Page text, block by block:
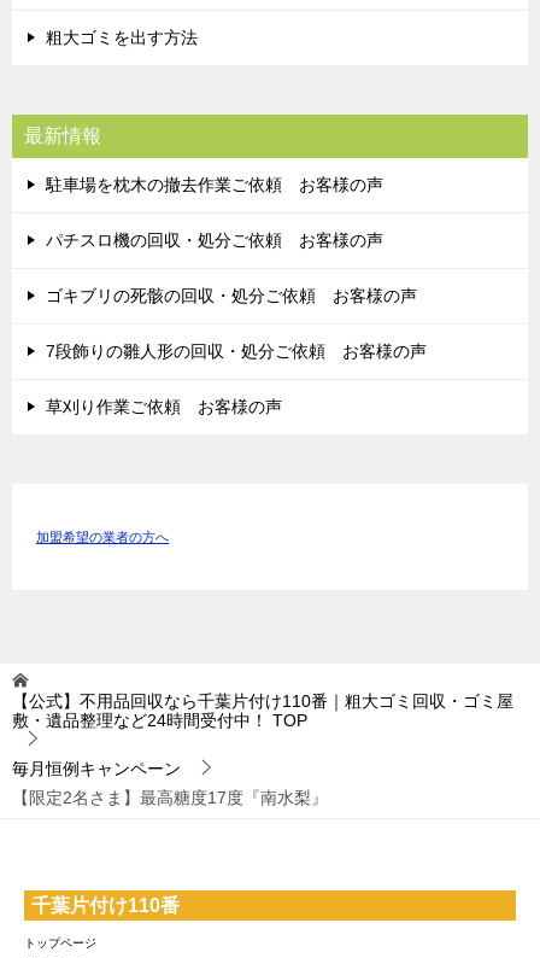
粗大ゴミを出す方法
最新情報
駐車場を枕木の撤去作業ご依頼 お客様の声
パチスロ機の回収・処分ご依頼 お客様の声
ゴキブリの死骸の回収・処分ご依頼 お客様の声
7段飾りの雛人形の回収・処分ご依頼 お客様の声
草刈り作業ご依頼 お客様の声
加盟希望の業者の方へ
【公式】不用品回収なら千葉片付け110番｜粗大ゴミ回収・ゴミ屋
敷・遺品整理など24時間受付中！
TOP
毎月恒例キャンペーン
【限定2名さま】最高糖度17度『南水梨』
千葉片付け110番
トップページ